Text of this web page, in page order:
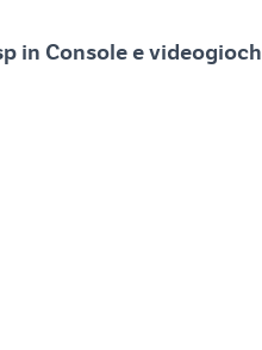
in Console e